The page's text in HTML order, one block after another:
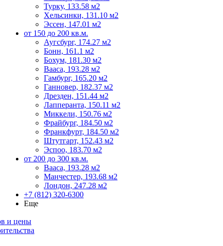
Турку, 133.58 м2
Хельсинки, 131.10 м2
Эссен, 147.01 м2
от 150 до 200 кв.м.
Аугсбург, 174.27 м2
Бонн, 161.1 м2
Бохум, 181.30 м2
Вааса, 193.28 м2
Гамбург, 165.20 м2
Ганновер, 182.37 м2
Дрезден, 151.44 м2
Лапперанта, 150.11 м2
Миккели, 150.76 м2
Фрайбург, 184.50 м2
Франкфурт, 184.50 м2
Штутгарт, 152.43 м2
Эспоо, 183.70 м2
от 200 до 300 кв.м.
Вааса, 193.28 м2
Манчестер, 193.68 м2
Лондон, 247.28 м2
+7 (812) 320-6300
Еще
и цены